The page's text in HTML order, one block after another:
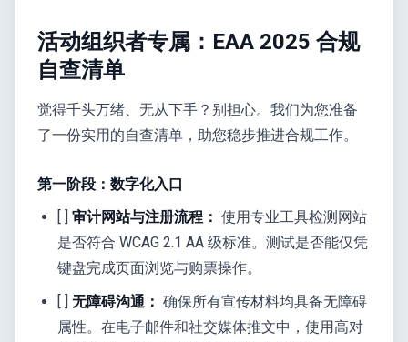
活动组织者专属：EAA 2025 合规
自查清单
觉得千头万绪、无从下手？别担心。我们为您准备
了一份实用的自查清单，助您稳步推进合规工作。
第一阶段：数字化入口
[ ]审计网站与注册流程： 使用专业工具检测网站
是否符合 WCAG 2.1 AA 级标准。测试是否能仅凭
键盘完成页面浏览与购票操作。
[ ]无障碍沟通： 确保所有宣传材料均具备无障碍
属性。在电子邮件和社交媒体推文中，使用高对